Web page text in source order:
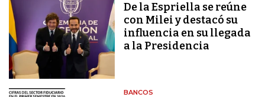
De la Espriella se reúne
con Milei y destacó su
influencia en su llegada
a la Presidencia
BANCOS